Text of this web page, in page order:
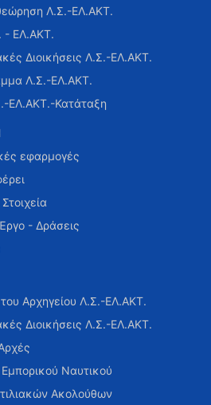
Λ.Σ.-ΕΛ.ΑΚΤ.
- ΕΛ.ΑΚΤ.
Διοικήσεις Λ.Σ.-ΕΛ.ΑΚΤ.
Λ.Σ.-ΕΛ.ΑΚΤ.
ΕΛ.ΑΚΤ.-Κατάταξη
εφαρμογές
- Δράσεις
Αρχηγείου Λ.Σ.-ΕΛ.ΑΚΤ.
Διοικήσεις Λ.Σ.-ΕΛ.ΑΚΤ.
Ναυτικού
Ακολούθων